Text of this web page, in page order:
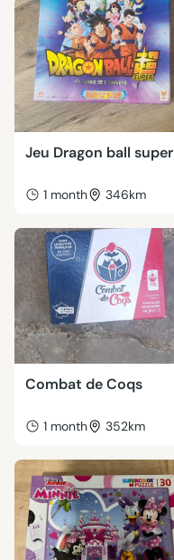
Jeu Dragon ball super
1 month 346km
Combat de Coqs
1 month 352km